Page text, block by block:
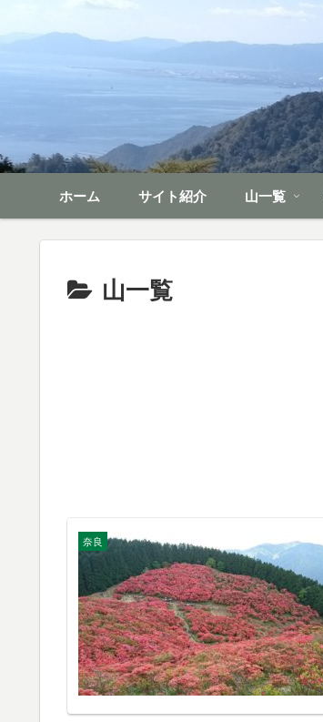
ホーム サイト紹介 山一覧
山一覧
奈良